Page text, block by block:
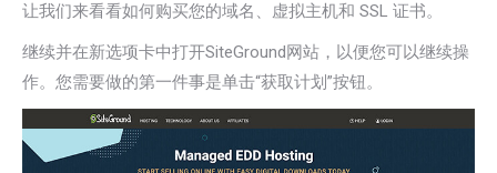
让我们来看看如何购买您的域名、虚拟主机和 SSL 证书。
继续并在新选项卡中打开SiteGround网站，以便您可以继续操
作。您需要做的第一件事是单击“获取计划”按钮。